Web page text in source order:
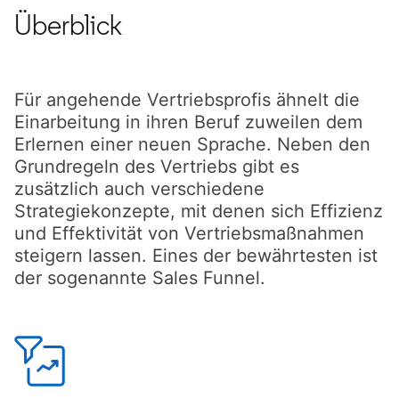
Überblick
Für angehende Vertriebsprofis ähnelt die
Einarbeitung in ihren Beruf zuweilen dem
Erlernen einer neuen Sprache. Neben den
Grundregeln des Vertriebs gibt es
zusätzlich auch verschiedene
Strategiekonzepte, mit denen sich Effizienz
und Effektivität von Vertriebsmaßnahmen
steigern lassen. Eines der bewährtesten ist
der sogenannte Sales Funnel.